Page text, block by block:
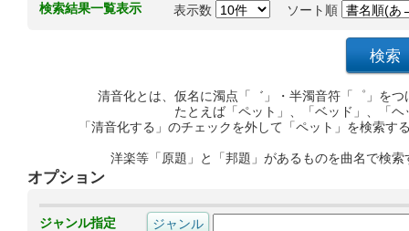
検索結果一覧表示 表示数 ソート順
清音化とは、仮名に濁点「゛」・半濁音符「゜」を
たとえば「ペット」、「ベッド」、「
「清音化する」のチェックを外して「ペット」を検索
洋楽等「原題」と「邦題」があるものを曲名で検
オプション
ジャンル指定